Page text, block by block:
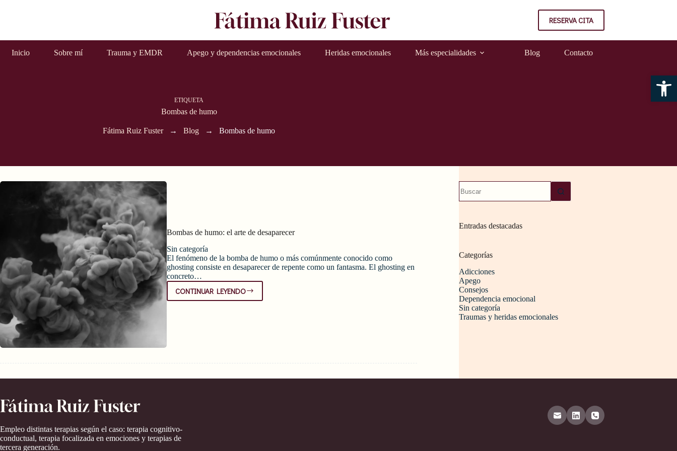
RESERVA CITA
Inicio Sobre mí Trauma y EMDR Apego y dependencias emocionales Heridas emocionales Más especialidades Blog Contacto
ETIQUETA
Bombas de humo
Fátima Ruiz Fuster→ Blog → Bombas de humo
Bombas de humo: el arte de desaparecer
Sin categoría
El fenómeno de la bomba de humo o más comúnmente conocido como
ghosting consiste en desaparecer de repente como un fantasma. El ghosting en
concreto…
CONTINUAR LEYENDO
Entradas destacadas
Categorías
Adicciones
Apego
Consejos
Dependencia emocional
Sin categoría
Traumas y heridas emocionales
Empleo distintas terapias según el caso: terapia cognitivo-
conductual, terapia focalizada en emociones y terapias de
tercera generación.
Abrir barra de herramientas